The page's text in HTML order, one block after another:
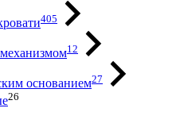
405
12
основанием27
26